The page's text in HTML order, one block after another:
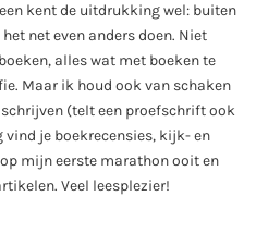
kent de uitdrukking wel: buiten
net even anders doen. Niet
alles wat met boeken te
Maar ik houd ook van schaken
(telt een proefschrift ook
vind je boekrecensies, kijk- en
mijn eerste marathon ooit en
Veel leesplezier!